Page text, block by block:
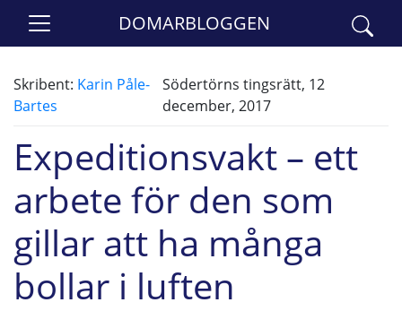
DOMARBLOGGEN
Skribent: Karin Påle-
Bartes
Södertörns tingsrätt, 12
december, 2017
Expeditionsvakt – ett
arbete för den som
gillar att ha många
bollar i luften